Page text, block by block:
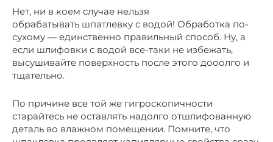
Нет, ни в коем случае нельзя
обрабатывать шпатлевку с водой! Обработка по-
сухому — единственно правильный способ. Ну, а
если шлифовки с водой все-таки не избежать,
высушивайте поверхность после этого дооолго и
тщательно.
По причине все той же гигроскопичности
старайтесь не оставлять надолго отшлифованную
деталь во влажном помещении. Помните, что